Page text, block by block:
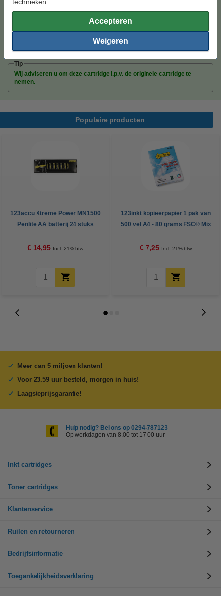
technieken.
Accepteren
Weigeren
Prijs per ml € 1,23
€ 24,50
Tip
Wij adviseren u om deze cartridge i.p.v. de originele cartridge te
nemen.
Populaire producten
123accu Xtreme Power MN1500
Penlite AA batterij 24 stuks
€ 14,95 Incl. 21% btw
123inkt kopieerpapier 1 pak van
500 vel A4 - 80 grams FSC® Mix
€ 7,25 Incl. 21% btw
Meer dan 5 miljoen klanten!
Voor 23.59 uur besteld, morgen in huis!
Laagsteprijsgarantie!
Hulp nodig? Bel ons op 0294-787123
Op werkdagen van 8.00 tot 17.00 uur
Inkt cartridges
Toner cartridges
Klantenservice
Ruilen en retourneren
Bedrijfsinformatie
Toegankelijkheidsverklaring